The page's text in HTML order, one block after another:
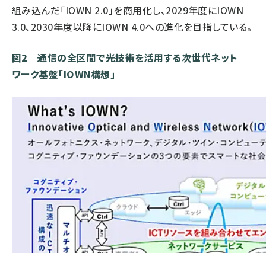
組み込んだ「IOWN 2.0」を商用化し、2029年度にIOWN
3.0、2030年度以降にIOWN 4.0への進化を目指している。
図2 通信の全区間で光技術を活用する次世代ネット
ワーク基盤「IOWN構想」